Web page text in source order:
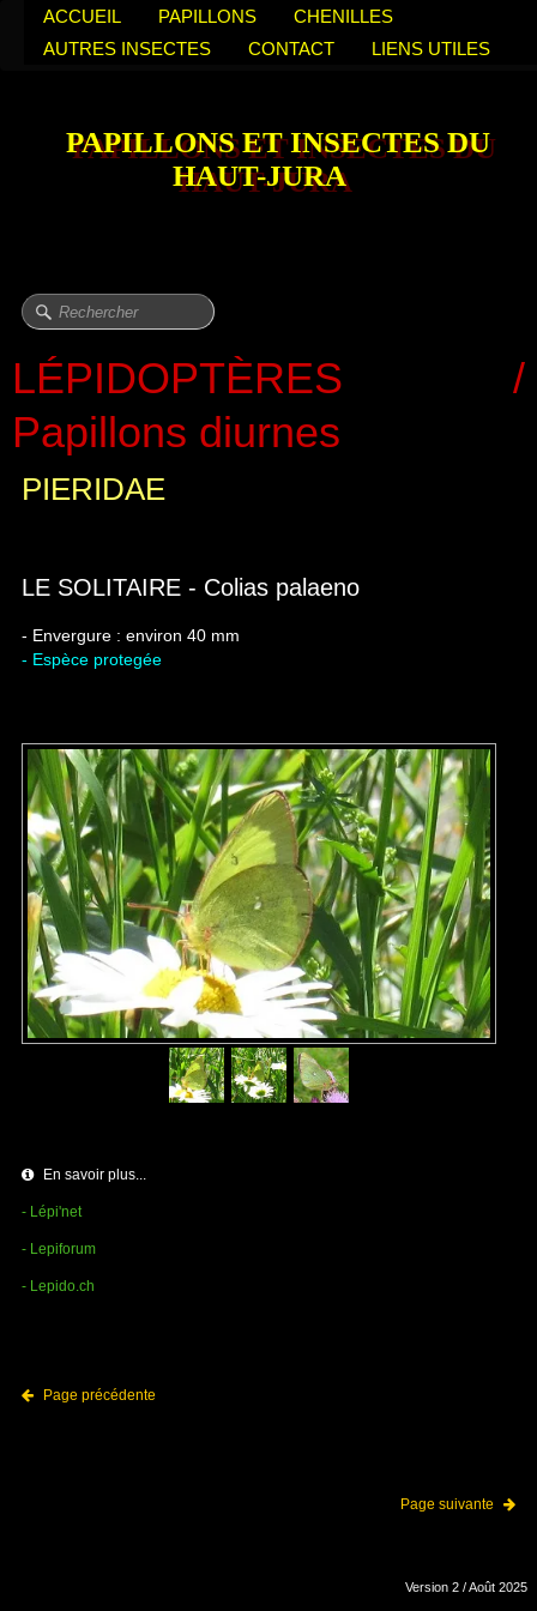
ACCUEIL PAPILLONS
CHENILLES
AUTRES INSECTES
CONTACT LIENS UTILES
PAPILLONS ET INSECTES DU
HAUT-JURA
LÉPIDOPTÈRES /
Papillons diurnes
PIERIDAE
LE SOLITAIRE - Colias palaeno
- Envergure : environ 40 mm
- Espèce protegée
En savoir plus...
- Lépi'net
- Lepiforum
- Lepido.ch
Page précédente
Page suivante
Version 2 / Août 2025